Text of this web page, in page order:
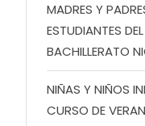
MADRES Y
ESTUDIANTES DEL
BACHILLERATO
NIÑAS Y NIÑOS
CURSO DE